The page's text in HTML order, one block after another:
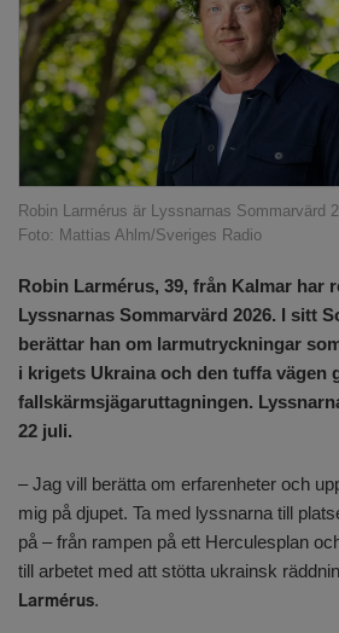
Robin Larmérus är Lyssnarnas Sommarvärd
Foto: Mattias Ahlm/Sveriges Radio
Robin Larmérus, 39, från Kalmar har
Lyssnarnas Sommarvärd 2026. I sitt
berättar han om larmutryckningar
i krigets Ukraina och den tuffa vägen
fallskärmsjägaruttagningen.
22 juli.
– Jag vill berätta om erfarenheter och
mig på djupet. Ta med lyssnarna till
på – från rampen på ett Herculesplan
till arbetet med att stötta ukrainsk
Larmérus.